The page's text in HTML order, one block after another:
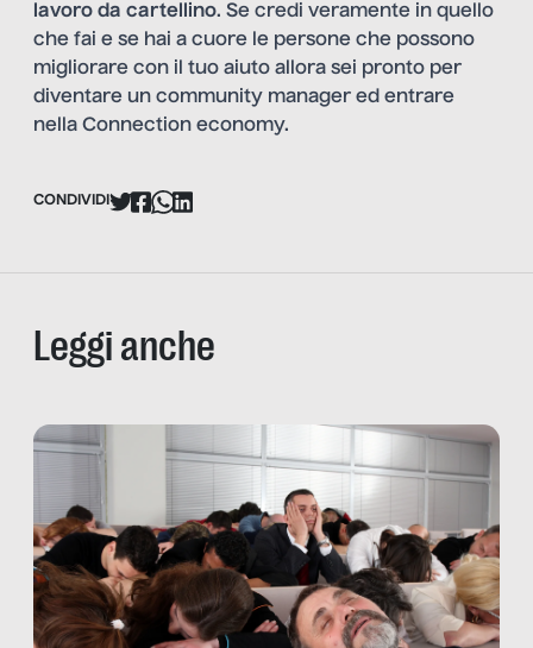
lavoro da cartellino. Se credi veramente in quello
che fai e se hai a cuore le persone che possono
migliorare con il tuo aiuto allora sei pronto per
diventare un community manager ed entrare
nella Connection economy.
CONDIVIDI
Leggi anche